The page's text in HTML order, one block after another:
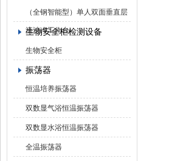
（全钢智能型）单人双面垂直层
流洁净工作台
生物安全柜检测设备
生物安全柜
振荡器
恒温培养振荡器
双数显气浴恒温振荡器
双数显水浴恒温振荡器
全温振荡器